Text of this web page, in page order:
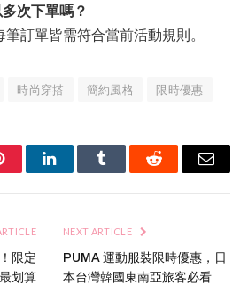
次下單嗎？
訂單皆需符合當前活動規則。
時尚穿搭 簡約風格 限時優惠
LinkedInTumblr Reddit Email
限定
划算
NEXT ARTICLE
PUMA 運動服裝限時優惠，日
本台灣韓國東南亞旅客必看